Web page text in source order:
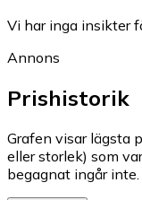
Vi har inga insikter
Annons
Prishistorik
Grafen visar lägsta
eller storlek) som
begagnat ingår inte.